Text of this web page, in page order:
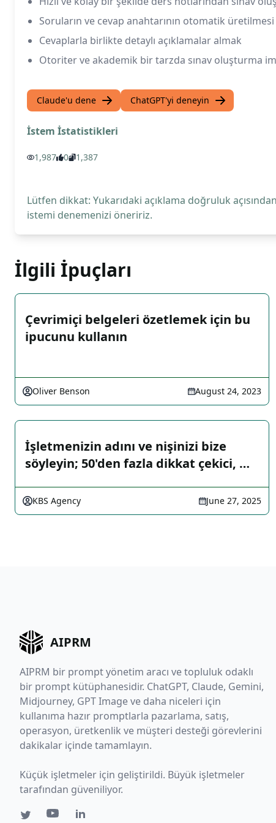
Soruların ve cevap anahtarının otomatik üretilmesi
Cevaplarla birlikte detaylı açıklamalar almak
Otoriter ve akademik bir tarzda sınav oluşturma
Claude'u dene ChatGPT'yi deneyin
İstem İstatistikleri
1,987 0 1,387
Lütfen dikkat: Yukarıdaki açıklama doğruluk
istemi denemenizi öneririz.
İlgili İpuçları
Çevrimiçi belgeleri özetlemek için bu
ipucunu kullanın
Oliver Benson August 24, 2023
İşletmenizin adını ve nişinizi bize
söyleyin; 50'den fazla dikkat çekici, …
KBS Agency June 27, 2025
AIPRM
AIPRM bir prompt yönetim aracı ve topluluk odaklı
bir prompt kütüphanesidir. ChatGPT, Claude, Gemini,
Midjourney, GPT Image ve daha niceleri için
kullanıma hazır promptlarla pazarlama, satış,
operasyon, üretkenlik ve müşteri desteği görevlerini
dakikalar içinde tamamlayın.
Küçük işletmeler için geliştirildi. Büyük işletmeler
tarafından güveniliyor.